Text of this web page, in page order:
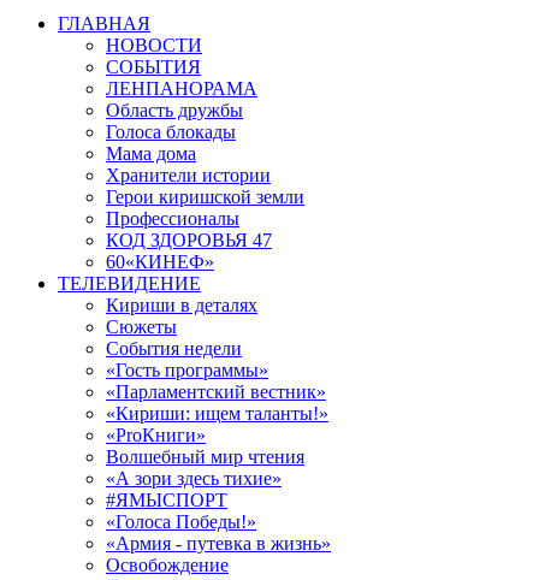
ГЛАВНАЯ
НОВОСТИ
СОБЫТИЯ
ЛЕНПАНОРАМА
Область дружбы
Голоса блокады
Мама дома
Хранители истории
Герои киришской земли
Профессионалы
КОД ЗДОРОВЬЯ 47
60«КИНЕФ»
ТЕЛЕВИДЕНИЕ
Кириши в деталях
Сюжеты
События недели
«Гость программы»
«Парламентский вестник»
«Кириши: ищем таланты!»
«ProКниги»
Волшебный мир чтения
«А зори здесь тихие»
#ЯМЫСПОРТ
«Голоса Победы!»
«Армия - путевка в жизнь»
Освобождение